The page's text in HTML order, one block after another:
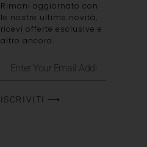
Rimani aggiornato con
le nostre ultime novità,
ricevi offerte esclusive e
altro ancora.
ISCRIVITI ⟶